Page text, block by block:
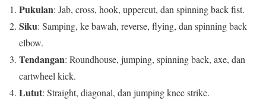
Pukulan: Jab, cross, hook, uppercut, dan spinning back fist.
Siku: Samping, ke bawah, reverse, flying, dan spinning back
elbow.
Tendangan: Roundhouse, jumping, spinning back, axe, dan
cartwheel kick.
Lutut: Straight, diagonal, dan jumping knee strike.